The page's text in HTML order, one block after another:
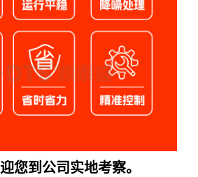
您到公司实地考察。